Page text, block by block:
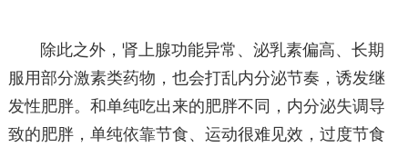
除此之外，肾上腺功能异常、泌乳素偏高、长期
服用部分激素类药物，也会打乱内分泌节奏，诱发继
发性肥胖。和单纯吃出来的肥胖不同，内分泌失调导
致的肥胖，单纯依靠节食、运动很难见效，过度节食